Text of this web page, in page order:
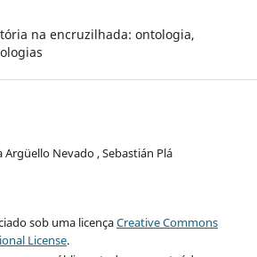
na encruzilhada: ontologia,
Nevado , Sebastián Plá
sob uma licençaCreative Commons
License.